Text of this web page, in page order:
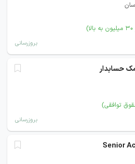
بروزرسانی
حسابدار
توافقی)
بروزرسانی
Senior